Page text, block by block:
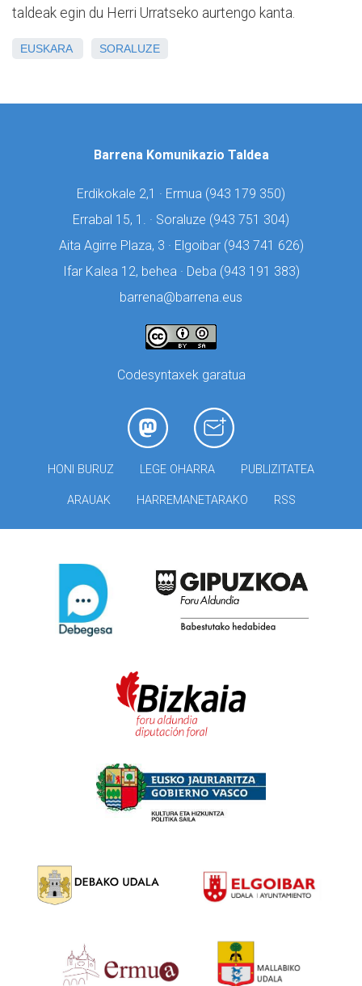
taldeak egin du Herri Urratseko aurtengo kanta.
EUSKARA SORALUZE
Barrena Komunikazio Taldea
Erdikokale 2,1 · Ermua (943 179 350)
Errabal 15, 1. · Soraluze (943 751 304)
Aita Agirre Plaza, 3 · Elgoibar (943 741 626)
Ifar Kalea 12, behea · Deba (943 191 383)
barrena@barrena.eus
Codesyntaxek garatua
HONI BURUZ LEGE OHARRA PUBLIZITATEA
ARAUAK HARREMANETARAKO RSS